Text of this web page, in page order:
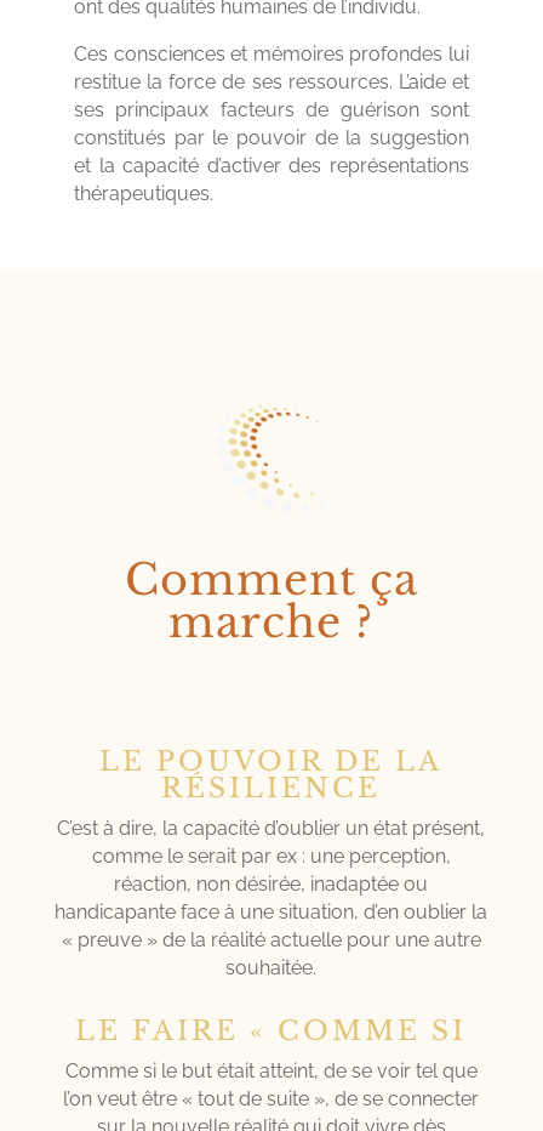
ont des qualités humaines de l’individu.
Ces consciences et mémoires profondes lui
restitue la force de ses ressources. L’aide et
ses principaux facteurs de guérison sont
constitués par le pouvoir de la suggestion
et la capacité d’activer des représentations
thérapeutiques.
Comment ça
marche ?
LE POUVOIR DE LA
RÉSILIENCE
C’est à dire, la capacité d’oublier un état présent,
comme le serait par ex : une perception,
réaction, non désirée, inadaptée ou
handicapante face à une situation, d’en oublier la
« preuve » de la réalité actuelle pour une autre
souhaitée.
LE FAIRE « COMME SI
Comme si le but était atteint, de se voir tel que
l’on veut être « tout de suite », de se connecter
sur la nouvelle réalité qui doit vivre dès